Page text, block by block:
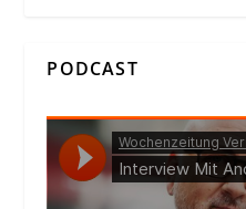
PODCAST